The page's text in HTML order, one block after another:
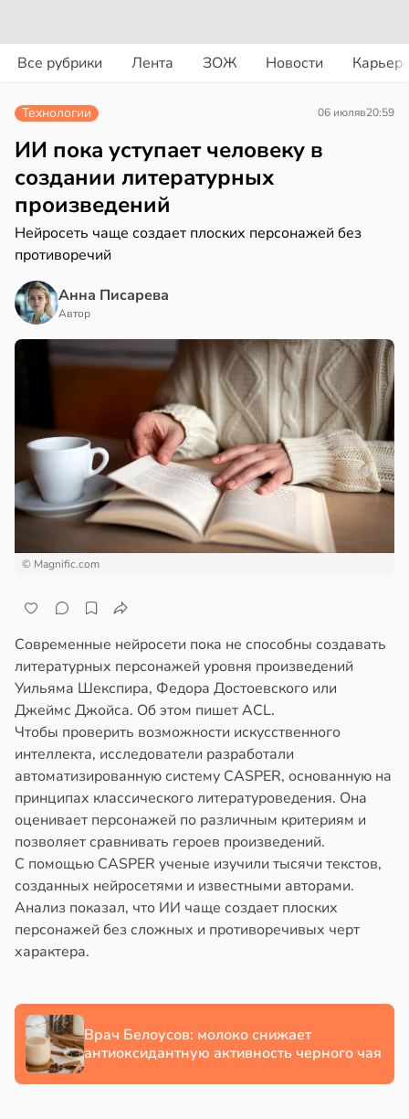
Все рубрики Лента ЗОЖ Новости
в13:55
в21:42
в20:58
19:27
Технологии 06 июляв20:59
ИИ пока уступает человеку в
создании литературных
произведений
Нейросеть чаще создает плоских персонажей без
противоречий
Анна Писарева
Автор
© Magnific.com
Современные нейросети пока не способны создавать
литературных персонажей уровня произведений
Уильяма Шекспира, Федора Достоевского или
Джеймс Джойса. Об этом пишет ACL.
Чтобы проверить возможности искусственного
интеллекта, исследователи разработали
автоматизированную систему CASPER, основанную на
принципах классического литературоведения. Она
оценивает персонажей по различным критериям и
позволяет сравнивать героев произведений.
С помощью CASPER ученые изучили тысячи текстов,
созданных нейросетями и известными авторами.
Анализ показал, что ИИ чаще создает плоских
персонажей без сложных и противоречивых черт
характера.
Врач Белоусов: молоко снижает
антиоксидантную активность черного чая
16:23
20:45
20:38
20:34